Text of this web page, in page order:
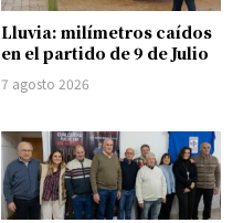
Lluvia: milímetros caídos
en el partido de 9 de Julio
7 agosto 2026